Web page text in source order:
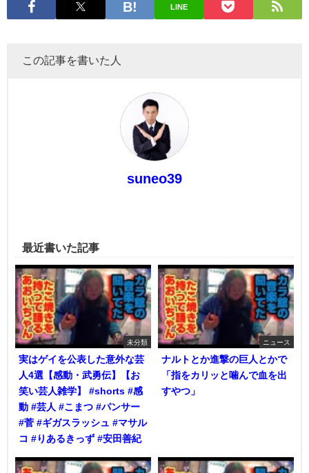
LINE
この記事を書いた人
suneo39
最近書いた記事
未分類
実はゲイを公表した意外な芸
人4選【感動・武勇伝】【お
笑い芸人雑学】 #shorts #感
動 #芸人 #こまつ #パンサー
#菅 #ギガスラッシュ #マサル
コ #りあるきっず #安田善紀
ニュース
ナルトとか進撃の巨人とかで
「指をカリッと噛んで血を出
すやつ」